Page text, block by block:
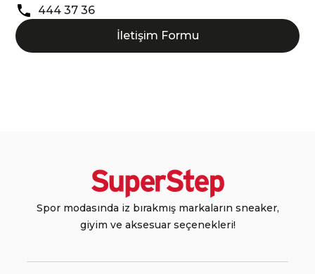
444 37 36
İletişim Formu
Spor modasında iz bırakmış markaların sneaker,
giyim ve aksesuar seçenekleri!